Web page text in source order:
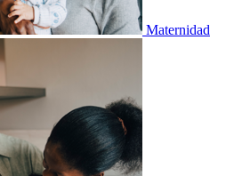
Maternidad